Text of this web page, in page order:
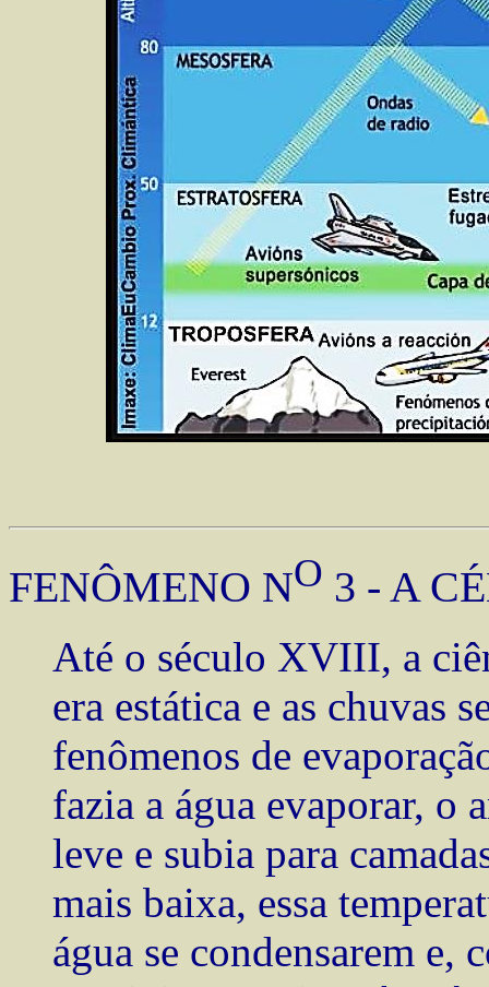
FENÔMENO NO 3 - A
Até o século XVIII, a
era estática e as chuvas
fenômenos de
fazia a água evaporar, o
leve e subia para
mais baixa, essa
água se condensarem e,